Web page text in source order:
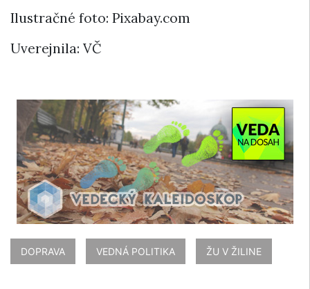
Ilustračné foto: Pixabay.com
Uverejnila: VČ
DOPRAVA VEDNÁ POLITIKA ŽU V ŽILINE